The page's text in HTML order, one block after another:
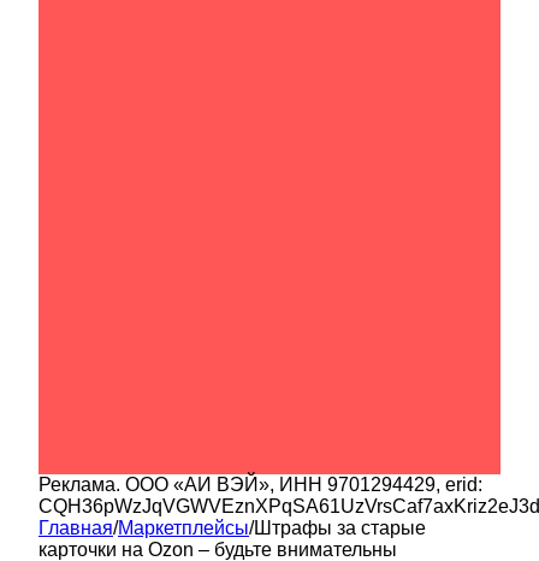
Реклама. ООО «АИ ВЭЙ», ИНН 9701294429, erid:
Главная/Маркетплейсы/Штрафы за старые
карточки на Ozon – будьте внимательны